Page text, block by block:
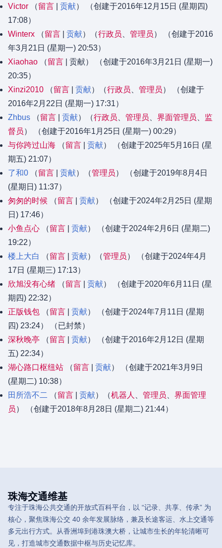
Victor
留言 贡献
（创建于2016年12月15日 (星期四)
17:08）
Winterx
留言 贡献 ‏‎（行政员 管理员） （创建于2016
年3月21日 (星期一) 20:53）
Xiaohao
留言 贡献
（创建于2016年3月21日 (星期一)
20:35）
Xinzi2010
留言 贡献 ‏‎（行政员 管理员） （创建于
2016年2月22日 (星期一) 17:31）
Zhbus
留言 贡献 ‏‎（行政员 管理员 界面管理员
监
督员） （创建于2016年1月25日 (星期一) 00:29）
与你跨过山海
留言 贡献
（创建于2025年5月16日 (星
期五) 21:07）
了和0
留言 贡献 ‏‎（管理员） （创建于2019年8月4日
(星期日) 11:37）
匆匆的时候
留言 贡献
（创建于2024年2月25日 (星期
日) 17:46）
小鱼点心
留言 贡献
（创建于2024年2月6日 (星期二)
19:22）
楼上大白
留言 贡献 ‏‎（管理员） （创建于2024年4月
17日 (星期三) 17:13）
欣旭没有心绪
留言 贡献
（创建于2020年6月11日 (星
期四) 22:32）
正版钱包
留言 贡献
（创建于2024年7月11日 (星期
四) 23:24） （已封禁）
深秋晚亭
留言 贡献
（创建于2016年2月12日 (星期
五) 22:34）
湖心路口枢纽站
留言 贡献
（创建于2021年3月9日
(星期二) 10:38）
田所浩不二
留言 贡献 ‏‎（机器人 管理员
界面管理
员） （创建于2018年8月28日 (星期二) 21:44）
珠海交通维基
专注于珠海公共交通的开放式百科平台，以 “记录、共享、传承” 为
核心，聚焦珠海公交 40 余年发展脉络，兼及长途客运、水上交通等
多元出行方式。从香洲埠到港珠澳大桥，让城市生长的年轮清晰可
见，打造城市交通数据中枢与历史记忆库。